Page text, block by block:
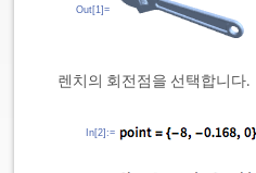
Out[1]=
렌치의 회전점을 선택합니다.
In[2]:=